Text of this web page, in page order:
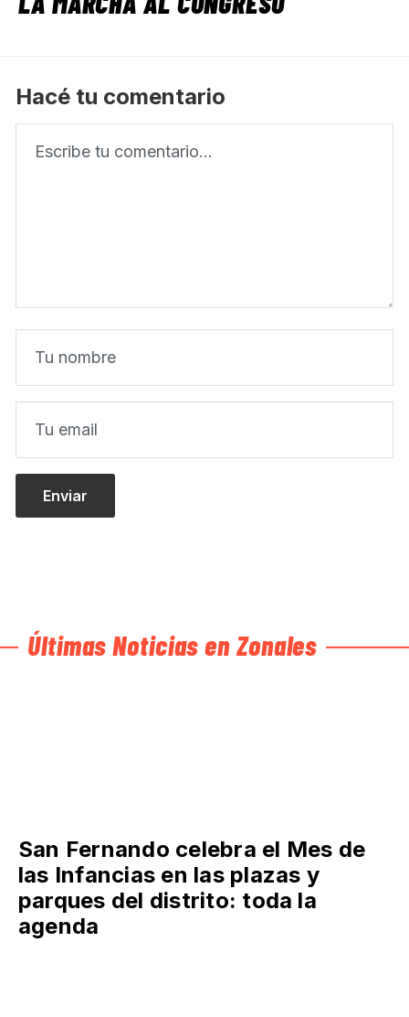
Hacé tu comentario
Últimas Noticias en Zonales
San Fernando celebra el Mes de
las Infancias en las plazas y
parques del distrito: toda la
agenda